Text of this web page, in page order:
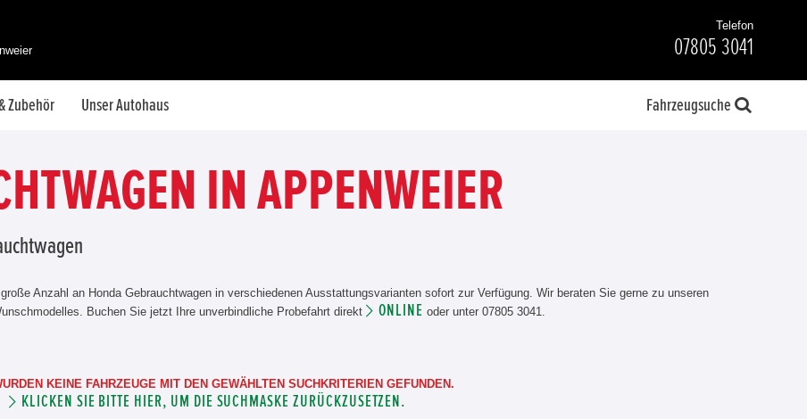
Telefon
07805 3041
Zubehör Unser Autohaus Fahrzeugsuche
IN APPENWEIER
Anzahl an Honda Gebrauchtwagen in verschiedenen Ausstattungsvarianten sofort zur Verfügung. Wir beraten Sie gerne zu unseren
Buchen Sie jetzt Ihre unverbindliche Probefahrt direkt
ONLINE oder unter 07805 3041.
KEINE FAHRZEUGE MIT DEN GEWÄHLTEN SUCHKRITERIEN GEFUNDEN.
KLICKEN SIE BITTE HIER, UM DIE SUCHMASKE ZURÜCKZUSETZEN.